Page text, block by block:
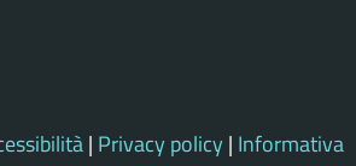
| Privacy policy | Informativa